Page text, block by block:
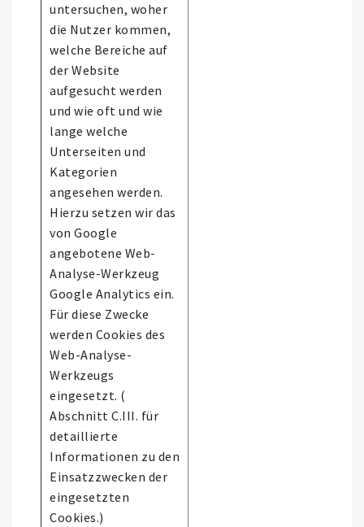
untersuchen, woher
die Nutzer kommen,
welche Bereiche auf
der Website
aufgesucht werden
und wie oft und wie
lange welche
Unterseiten und
Kategorien
angesehen werden.
Hierzu setzen wir das
von Google
angebotene Web-
Analyse-Werkzeug
Google Analytics ein.
Für diese Zwecke
werden Cookies des
Web-Analyse-
Werkzeugs
eingesetzt. (
Abschnitt C.III. für
detaillierte
Informationen zu den
Einsatzzwecken der
eingesetzten
Cookies.)